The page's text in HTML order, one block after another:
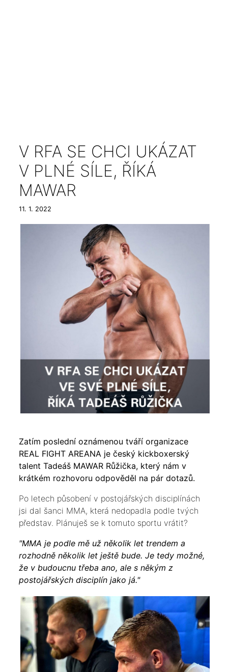
V RFA SE CHCI UKÁZAT
V PLNÉ SÍLE, ŘÍKÁ
MAWAR
11. 1. 2022
Zatím poslední oznámenou tváří organizace
REAL FIGHT AREANA je český kickboxerský
talent Tadeáš MAWAR Růžička, který nám v
krátkém rozhovoru odpověděl na pár dotazů.
Po letech působení v postojářských disciplínách
jsi dal šanci MMA, která nedopadla podle tvých
představ. Plánuješ se k tomuto sportu vrátit?
"MMA je podle mě už několik let trendem a
rozhodně několik let ještě bude. Je tedy možné,
že v budoucnu třeba ano, ale s někým z
postojářských disciplín jako já."